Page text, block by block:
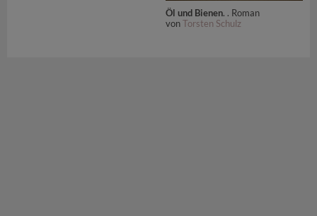
Öl und Bienen. . Roman
vonTorsten Schulz